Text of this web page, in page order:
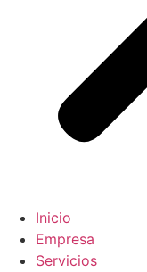
Inicio
Empresa
Servicios